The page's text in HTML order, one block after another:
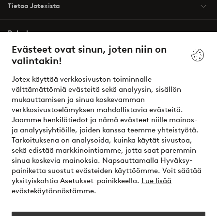
Evästeet ovat sinun, joten niin on
valintakin!
Jotex käyttää verkkosivuston toiminnalle
välttämättömiä evästeitä sekä analyysin, sisällön
mukauttamisen ja sinua koskevamman
verkkosivustoelämyksen mahdollistavia evästeitä.
Jaamme henkilötiedot ja nämä evästeet niille mainos-
ja analyysiyhtiöille, joiden kanssa teemme yhteistyötä.
Tarkoituksena on analysoida, kuinka käytät sivustoa,
sekä edistää markkinointiamme, jotta saat paremmin
sinua koskevia mainoksia. Napsauttamalla Hyväksy-
painiketta suostut evästeiden käyttöömme. Voit säätää
yksityiskohtia Asetukset-painikkeella. Lue lisää
evästekäytännöstämme.
Tietoa Jotexista
Palvelumme
Ehdot
Ystävät
Turvalliset maksut – maksa nyt tai erissä
Haluatko tietää lisää maksuvaihtoehdoistamme?
elpy